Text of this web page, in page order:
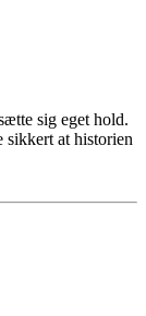
sig eget hold.
sikkert at historien